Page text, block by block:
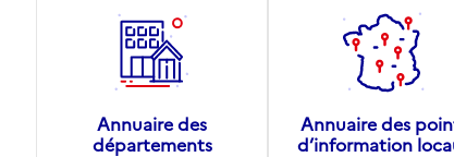
Annuaire des
départements
Annuaire des
d’information